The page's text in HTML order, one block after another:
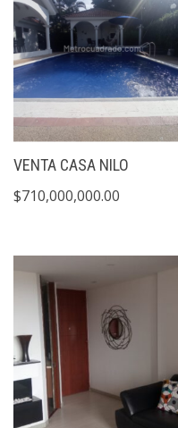
VENTA CASA NILO
$710,000,000.00